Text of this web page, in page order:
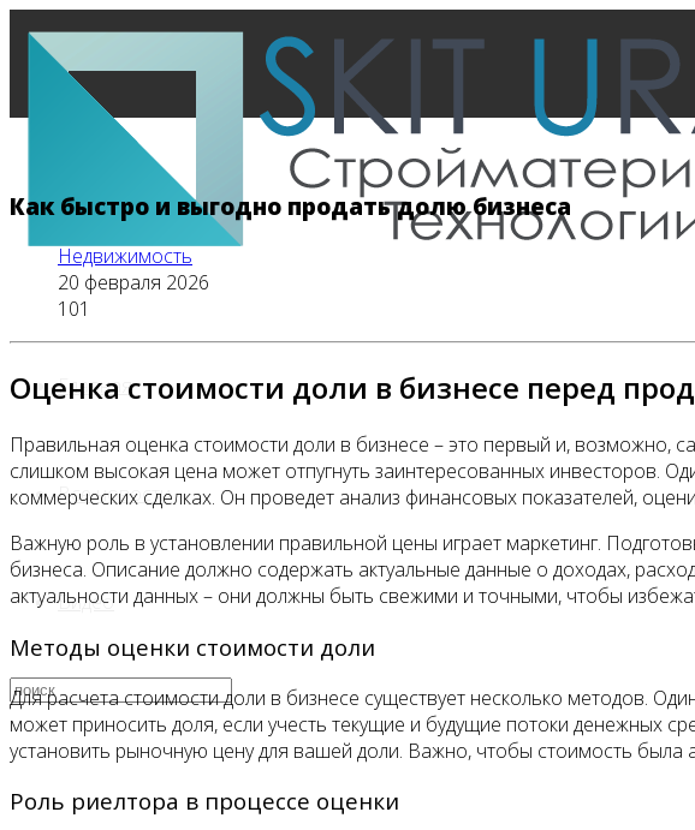
Главная
Все новости
Видео
Как быстро и выгодно продать долю бизнеса
Недвижимость
20 февраля 2026
101
Оценка стоимости доли в бизнесе перед
Правильная оценка стоимости доли в бизнесе – это первый и, возможно,
слишком высокая цена может отпугнуть заинтересованных инвесторов.
коммерческих сделках. Он проведет анализ финансовых показателей,
Важную роль в установлении правильной цены играет маркетинг.
бизнеса. Описание должно содержать актуальные данные о доходах,
актуальности данных – они должны быть свежими и точными, чтобы
Методы оценки стоимости доли
Для расчета стоимости доли в бизнесе существует несколько методов.
может приносить доля, если учесть текущие и будущие потоки денежных
установить рыночную цену для вашей доли. Важно, чтобы стоимость была
Роль риелтора в процессе оценки